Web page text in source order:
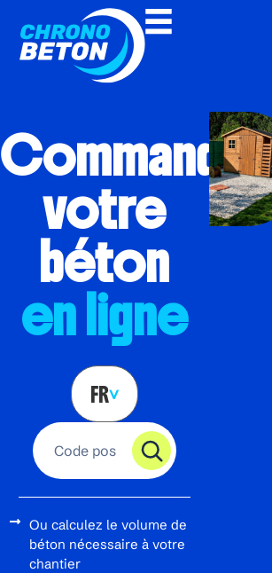
Commandez
votre
béton
en ligne
FR>
Ou calculez le volume de
béton nécessaire à votre
chantier